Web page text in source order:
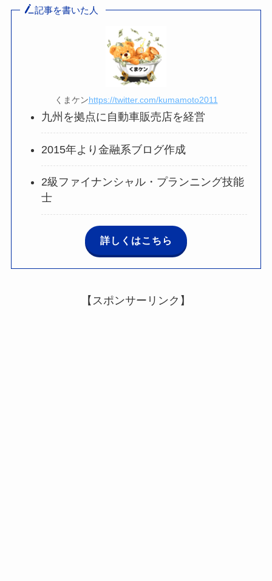
記事を書いた人
くまケンhttps://twitter.com/kumamoto2011
九州を拠点に自動車販売店を経営
2015年より金融系ブログ作成
2級ファイナンシャル・プランニング技能
士
詳しくはこちら
【スポンサーリンク】